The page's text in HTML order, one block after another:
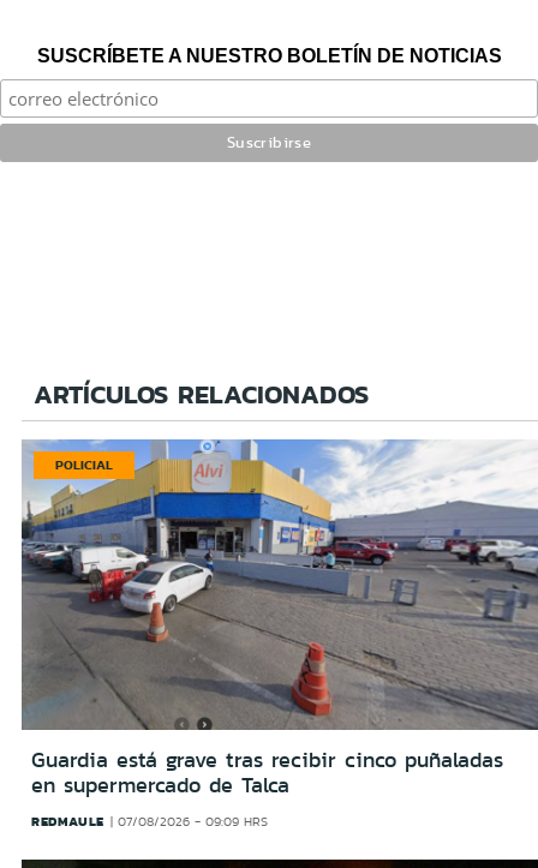
SUSCRÍBETE A NUESTRO BOLETÍN DE NOTICIAS
ARTÍCULOS RELACIONADOS
POLICIAL
Guardia está grave tras recibir cinco puñaladas
en supermercado de Talca
REDMAULE 07/08/2026 - 09:09 HRS